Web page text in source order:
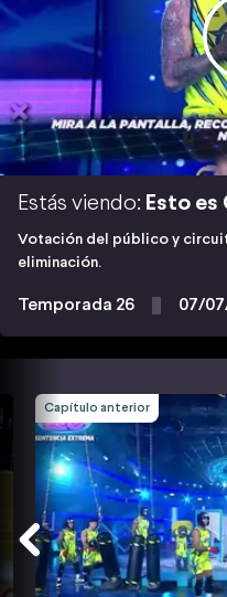
Estás viendo: Esto es
Votación del público y
eliminación.
Temporada 26 07/
Capítulo anterior